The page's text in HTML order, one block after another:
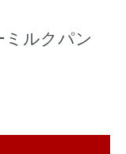
ルクパン